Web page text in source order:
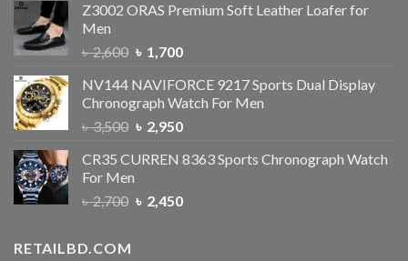
Z3002 ORAS Premium Soft Leather Loafer for
Men
৳2,600 ৳ 1,700
NV144 NAVIFORCE 9217 Sports Dual Display
Chronograph Watch For Men
৳3,500 ৳ 2,950
CR35 CURREN 8363 Sports Chronograph Watch
For Men
৳2,700 ৳ 2,450
RETAILBD.COM